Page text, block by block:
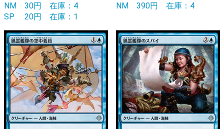
NM 30円 在庫：4
SP
20円 在庫：1
NM 390円 在庫：4